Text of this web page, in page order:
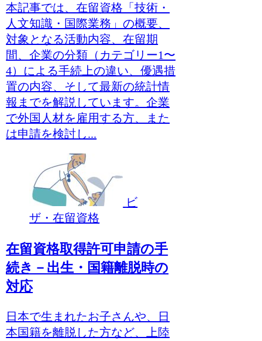
本記事では、在留資格「技術・
人文知識・国際業務」の概要、
対象となる活動内容、在留期
間、企業の分類（カテゴリー1〜
4）による手続上の違い、優遇措
置の内容、そして最新の統計情
報までを解説しています。企業
で外国人材を雇用する方、また
は申請を検討し...
ビ
ザ・在留資格
在留資格取得許可申請の手
続き－出生・国籍離脱時の
対応
日本で生まれたお子さんや、日
本国籍を離脱した方など、上陸